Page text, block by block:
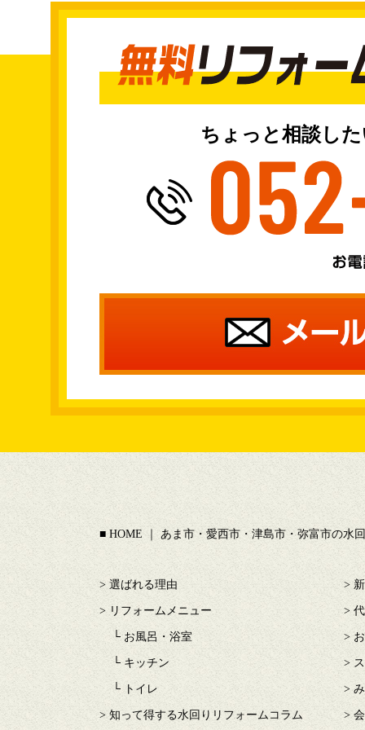
ちょっと相談し
HOME ｜ あま市・愛西市・津島市・弥富市の水
選ばれる理由
リフォームメニュー
お風呂・浴室
キッチン
トイレ
知って得する水回りリフォームコラム